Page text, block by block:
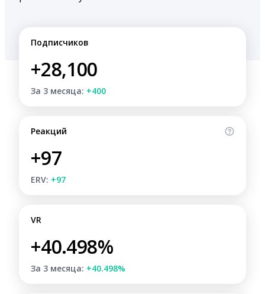
Подписчиков
+28,100
За 3 месяца: +400
Реакций
+97
ERV: +97
VR
+40.498%
За 3 месяца: +40.498%